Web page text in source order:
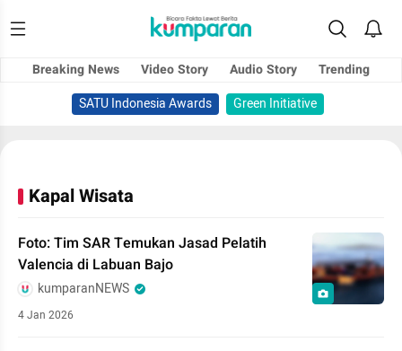
Breaking News Video Story Audio Story
Trending
SATU Indonesia Awards
Green Initiative
Kapal Wisata
Foto: Tim SAR Temukan Jasad Pelatih
Valencia di Labuan Bajo
kumparanNEWS
4 Jan 2026